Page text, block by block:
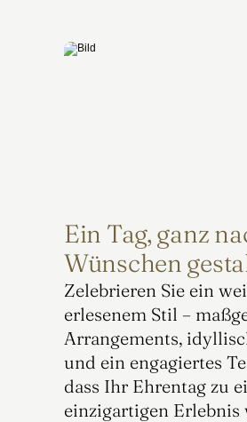
Ein Tag, ganz
Wünschen
Zelebrieren Sie ein
erlesenem Stil –
Arrangements,
und ein engagiertes
dass Ihr Ehrentag zu
einzigartigen Erlebnis